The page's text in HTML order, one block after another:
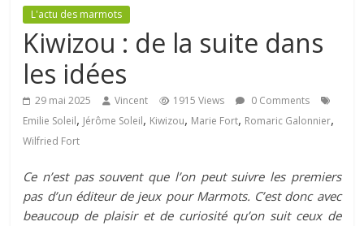
L'actu des marmots
Kiwizou : de la suite dans
les idées
29 mai 2025 Vincent 1915 Views
0 Comments
Emilie Soleil, Jérôme Soleil, Kiwizou, Marie Fort, Romaric Galonnier,
Wilfried Fort
Ce n’est pas souvent que l’on peut suivre les premiers
pas d’un éditeur de jeux pour Marmots. C’est donc avec
beaucoup de plaisir et de curiosité qu’on suit ceux de